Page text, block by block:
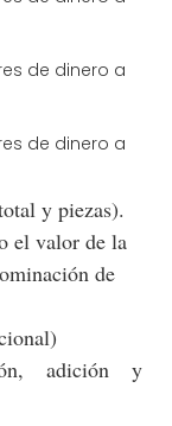
y piezas).
el valor de la
de
adición y